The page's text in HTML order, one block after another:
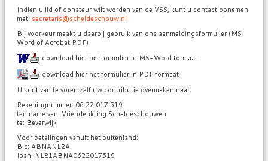
Indien u lid of donateur wilt worden van de VSS, kunt u contact opnemen
met: secretaris@scheldeschouw.nl
Bij voorkeur maakt u daarbij gebruik van ons aanmeldingsformulier (MS
Word of Acrobat PDF)
download hier het formulier in MS-Word formaat
download hier het formulier in PDF formaat
U kunt van te voren zelf uw contributie overmaken naar:
Rekeningnummer: 06.22.017.519
ten name van: Vriendenkring Scheldeschouwen
te: Beverwijk
Voor betalingen vanuit het buitenland:
Bic: ABNANL2A
Iban: NL81ABNA0622017519